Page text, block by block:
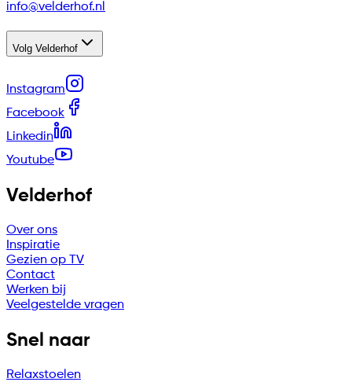
info@velderhof.nl
Volg Velderhof
Instagram
Facebook
Linkedin
Youtube
Velderhof
Over ons
Inspiratie
Gezien op TV
Contact
Werken bij
Veelgestelde vragen
Snel naar
Relaxstoelen